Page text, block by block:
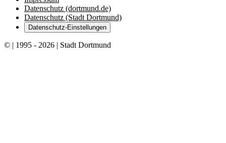
Datenschutz (dortmund.de)
Datenschutz (Stadt Dortmund)
Datenschutz-Einstellungen
© | 1995 - 2026 | Stadt Dortmund